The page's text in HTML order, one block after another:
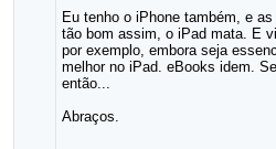
Eu tenho o iPhone também, e
tão bom assim, o iPad mata. E
por exemplo, embora seja
melhor no iPad. eBooks idem.
então...
Abraços.